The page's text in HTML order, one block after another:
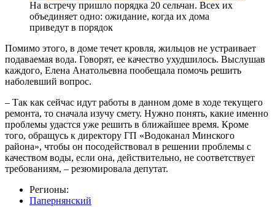
На встречу пришло порядка 20 сельчан. Всех их
объединяет одно: ожидание, когда их дома
приведут в порядок
Помимо этого, в доме течет кровля, жильцов не устраивает
подаваемая вода. Говорят, ее качество ухудшилось. Выслушав
каждого, Елена Анатольевна пообещала помочь решить
наболевший вопрос.
– Так как сейчас идут работы в данном доме в ходе текущего
ремонта, то сначала изучу смету. Нужно понять, какие именно
проблемы удастся уже решить в ближайшее время. Кроме
того, обращусь к директору ГП «Водоканал Минского
района», чтобы он посодействовал в решении проблемы с
качеством воды, если она, действительно, не соответствует
требованиям, – резюмировала депутат.
Регионы:
Папернянский